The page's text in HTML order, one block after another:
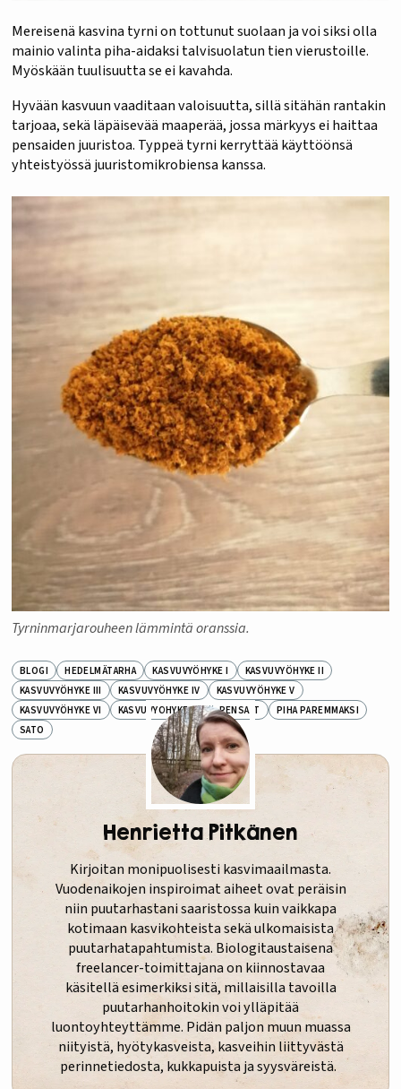
Mereisenä kasvina tyrni on tottunut suolaan ja voi siksi olla
mainio valinta piha-aidaksi talvisuolatun tien vierustoille.
Myöskään tuulisuutta se ei kavahda.
Hyvään kasvuun vaaditaan valoisuutta, sillä sitähän rantakin
tarjoaa, sekä läpäisevää maaperää, jossa märkyys ei haittaa
pensaiden juuristoa. Typpeä tyrni kerryttää käyttöönsä
yhteistyössä juuristomikrobiensa kanssa.
Tyrninmarjarouheen lämmintä oranssia.
BLOGI HEDELMÄTARHA KASVUVYÖHYKE I
KASVUVYÖHYKE II
KASVUVYÖHYKE III
KASVUVYÖHYKE IV
KASVUVYÖHYKE V
KASVUVYÖHYKE VI
KASVUVYÖHYKE VII PENSAAT
PIHA PAREMMAKSI
SATO
Henrietta Pitkänen
Kirjoitan monipuolisesti kasvimaailmasta.
Vuodenaikojen inspiroimat aiheet ovat peräisin
niin puutarhastani saaristossa kuin vaikkapa
kotimaan kasvikohteista sekä ulkomaisista
puutarhatapahtumista. Biologitaustaisena
freelancer-toimittajana on kiinnostavaa
käsitellä esimerkiksi sitä, millaisilla tavoilla
puutarhanhoitokin voi ylläpitää
luontoyhteyttämme. Pidän paljon muun muassa
niityistä, hyötykasveista, kasveihin liittyvästä
perinnetiedosta, kukkapuista ja syysväreistä.